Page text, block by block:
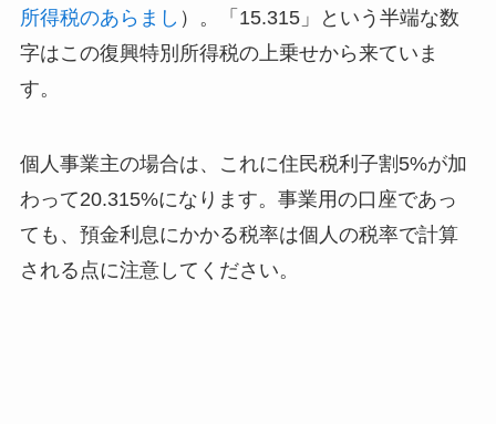
所得税のあらまし ）。「15.315」という半端な数
字はこの復興特別所得税の上乗せから来ていま
す。
個人事業主の場合は、これに住民税利子割5%が加
わって20.315%になります。事業用の口座であっ
ても、預金利息にかかる税率は個人の税率で計算
される点に注意してください。